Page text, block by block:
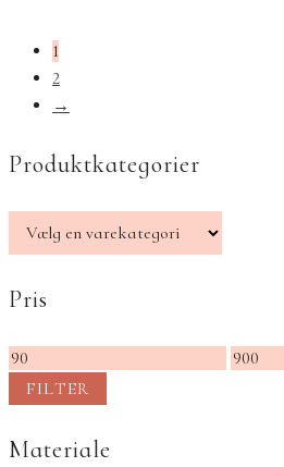
1
2
→
Produktkategorier
Pris
Mindste
pris
Højeste
FILTER
Materiale